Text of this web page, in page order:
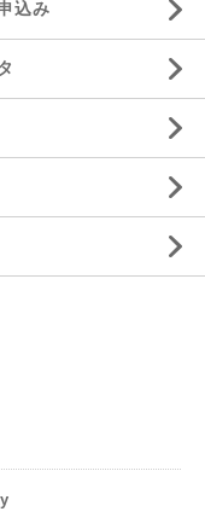
込み